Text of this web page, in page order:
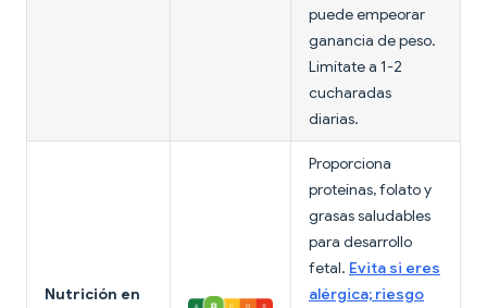
puede empeorar
ganancia de peso.
Limítate a 1-2
cucharadas
diarias.
Nutrición en
Proporciona
proteínas, folato y
grasas saludables
para desarrollo
fetal. Evita si eres
alérgica; riesgo